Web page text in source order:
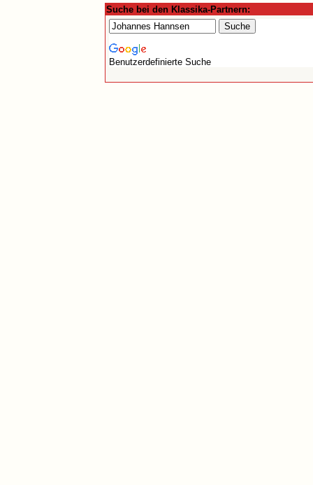
Suche bei den Klassika-Partnern:
Benutzerdefinierte Suche